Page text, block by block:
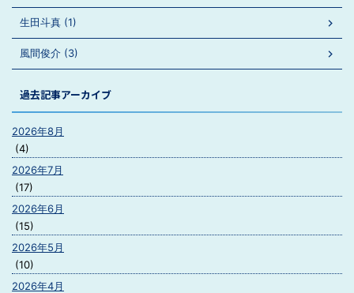
生田斗真 (1)
風間俊介 (3)
過去記事アーカイブ
2026年8月
(4)
2026年7月
(17)
2026年6月
(15)
2026年5月
(10)
2026年4月